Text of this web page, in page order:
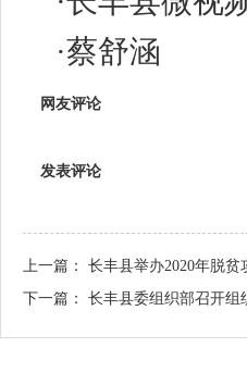
·蔡舒涵
网友评论
发表评论
上一篇： 长丰县举办2020年脱贫
下一篇： 长丰县委组织部召开组